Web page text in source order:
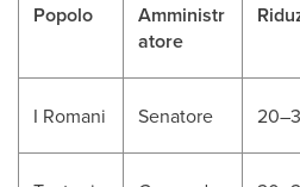
Popolo
Amministr
atore
I Romani Senatore